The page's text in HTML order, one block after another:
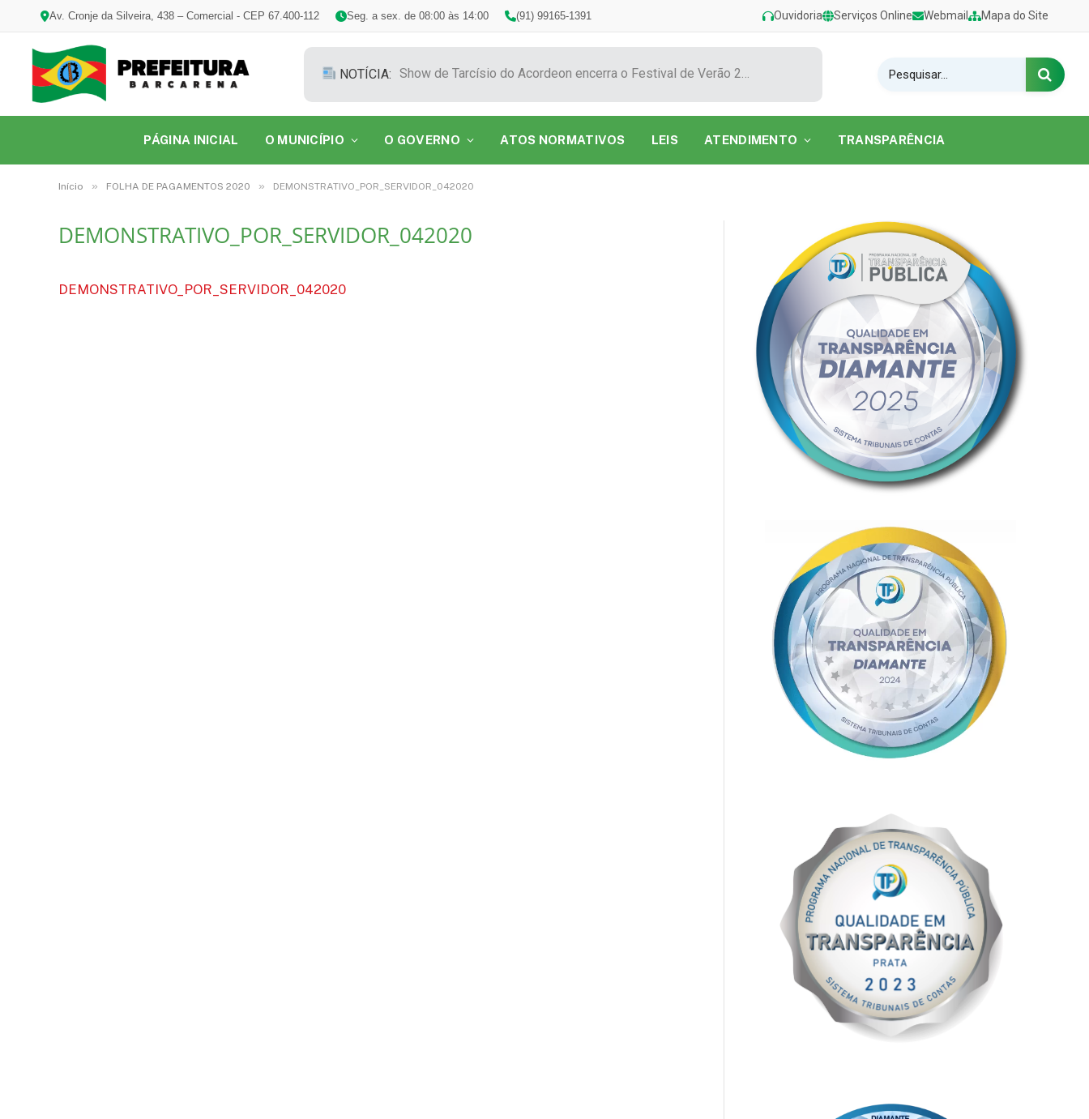
Av. Cronje da Silveira, 438 – Comercial - CEP 67.400-112 Seg. a sex. de 08:00 às 14:00 (91) 99165-1391 Ouvidoria Serviços Online Webmail Mapa do Site
NOTÍCIA: Show de Tarcísio do Acordeon encerra o Festival de Verão 2026 na Praia do Caripi
PÁGINA INICIAL O MUNICÍPIO O GOVERNO ATOS NORMATIVOS LEIS ATENDIMENTO TRANSPARÊNCIA
Início » FOLHA DE PAGAMENTOS 2020 » DEMONSTRATIVO_POR_SERVIDOR_042020
DEMONSTRATIVO_POR_SERVIDOR_042020
DEMONSTRATIVO_POR_SERVIDOR_042020